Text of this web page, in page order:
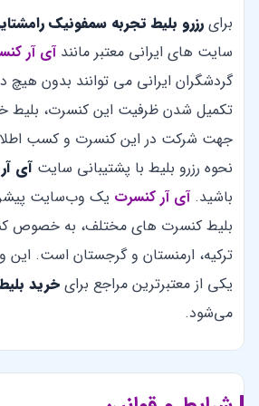
برای رزرو بلیط تجربه سمفونیک
سایت های ایرانی معتبر مانندآی آر
گردشگران ایرانی می توانند بدون
تکمیل شدن ظرفیت این کنسرت، بلیط
جهت شرکت در این کنسرت و کسب
نحوه رزرو بلیط با پشتیبانی سایت آی
باشید.آی آر کنسرت یک وب‌سایت
بلیط کنسرت های مختلف، به خصوص
ترکیه، ارمنستان و گرجستان است. این
یکی از معتبرترین مراجع برای خرید
می‌شود.